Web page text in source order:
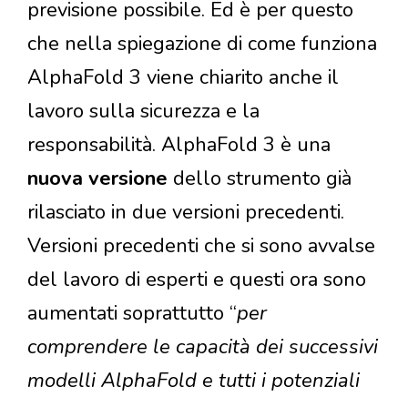
previsione possibile. Ed è per questo
che nella spiegazione di come funziona
AlphaFold 3 viene chiarito anche il
lavoro sulla sicurezza e la
responsabilità. AlphaFold 3 è una
nuova versione dello strumento già
rilasciato in due versioni precedenti.
Versioni precedenti che si sono avvalse
del lavoro di esperti e questi ora sono
aumentati soprattutto “per
comprendere le capacità dei successivi
modelli AlphaFold e tutti i potenziali